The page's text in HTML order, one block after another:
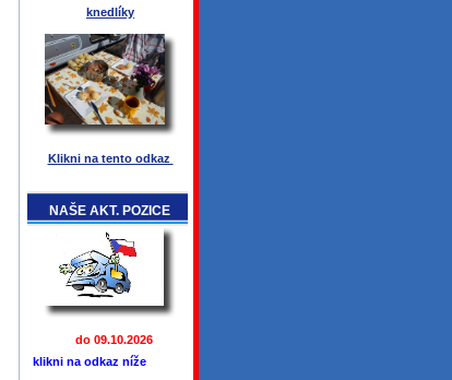
knedlíky
Klikni na tento odkaz
NAŠE AKT. POZICE
do 09.10.2026
klikni na odkaz níže